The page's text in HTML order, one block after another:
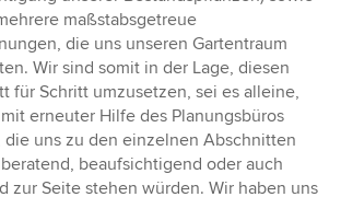
maßstabsgetreue
die uns unseren Gartentraum
Wir sind somit in der Lage, diesen
für Schritt umzusetzen, sei es alleine,
erneuter Hilfe des Planungsbüros
die uns zu den einzelnen Abschnitten
beaufsichtigend oder auch
zur Seite stehen würden. Wir haben uns